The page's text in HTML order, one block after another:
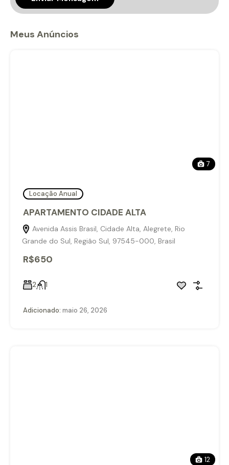
Meus Anúncios
7
Locação Anual
APARTAMENTO CIDADE ALTA
Avenida Assis Brasil, Cidade Alta, Alegrete, Rio
Grande do Sul, Região Sul, 97545-000, Brasil
R$650
2 1
Adicionado: maio 26, 2026
12